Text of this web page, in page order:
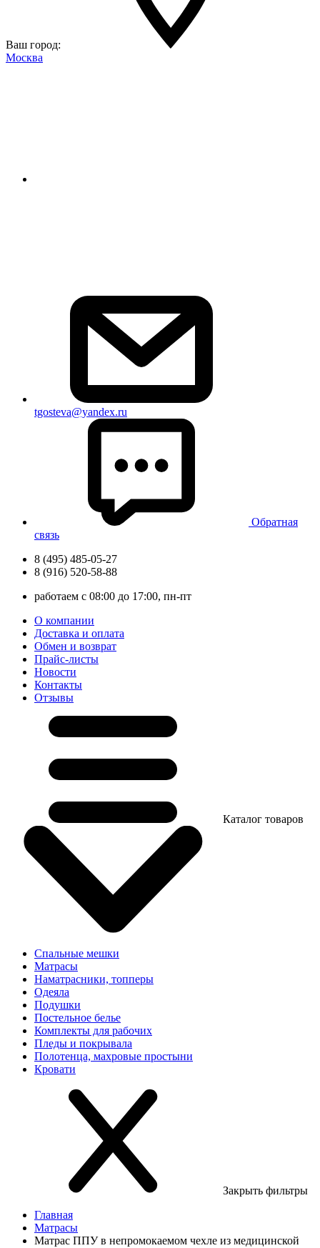
Ваш город:
Москва
tgosteva@yandex.ru
Обратная
связь
8 (495) 485-05-27
8 (916) 520-58-88
работаем с 08:00 до 17:00, пн-пт
О компании
Доставка и оплата
Обмен и возврат
Прайс-листы
Новости
Контакты
Отзывы
Каталог товаров
Спальные мешки
Матрасы
Наматрасники, топперы
Одеяла
Подушки
Постельное белье
Комплекты для рабочих
Пледы и покрывала
Полотенца, махровые простыни
Кровати
Закрыть фильтры
Главная
Матрасы
Матрас ППУ в непромокаемом чехле из медицинской